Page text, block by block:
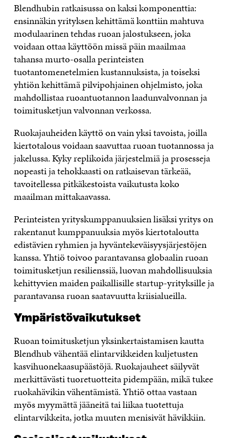
Blendhubin ratkaisussa on kaksi komponenttia:
ensinnäkin yrityksen kehittämä konttiin mahtuva
modulaarinen tehdas ruoan jalostukseen, joka
voidaan ottaa käyttöön missä päin maailmaa
tahansa murto-osalla perinteisten
tuotantomenetelmien kustannuksista, ja toiseksi
yhtiön kehittämä pilvipohjainen ohjelmisto, joka
mahdollistaa ruoantuotannon laadunvalvonnan ja
toimitusketjun valvonnan verkossa.
Ruokajauheiden käyttö on vain yksi tavoista, joilla
kiertotalous voidaan saavuttaa ruoan tuotannossa ja
jakelussa. Kyky replikoida järjestelmiä ja prosesseja
nopeasti ja tehokkaasti on ratkaisevan tärkeää,
tavoitellessa pitkäkestoista vaikutusta koko
maailman mittakaavassa.
Perinteisten yrityskumppanuuksien lisäksi yritys on
rakentanut kumppanuuksia myös kiertotaloutta
edistävien ryhmien ja hyväntekeväisyysjärjestöjen
kanssa. Yhtiö toivoo parantavansa globaalin ruoan
toimitusketjun resilienssiä, luovan mahdollisuuksia
kehittyvien maiden paikallisille startup-yrityksille ja
parantavansa ruoan saatavuutta kriisialueilla.
Ympäristövaikutukset
Ruoan toimitusketjun yksinkertaistamisen kautta
Blendhub vähentää elintarvikkeiden kuljetusten
kasvihuonekaasupäästöjä. Ruokajauheet säilyvät
merkittävästi tuoretuotteita pidempään, mikä tukee
ruokahävikin vähentämistä. Yhtiö ottaa vastaan
myös myymättä jääneitä tai liikaa tuotettuja
elintarvikkeita, jotka muuten menisivät hävikkiin.